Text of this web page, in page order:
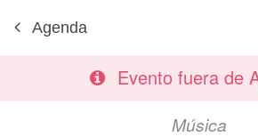
Agenda
Evento fuera de
Música